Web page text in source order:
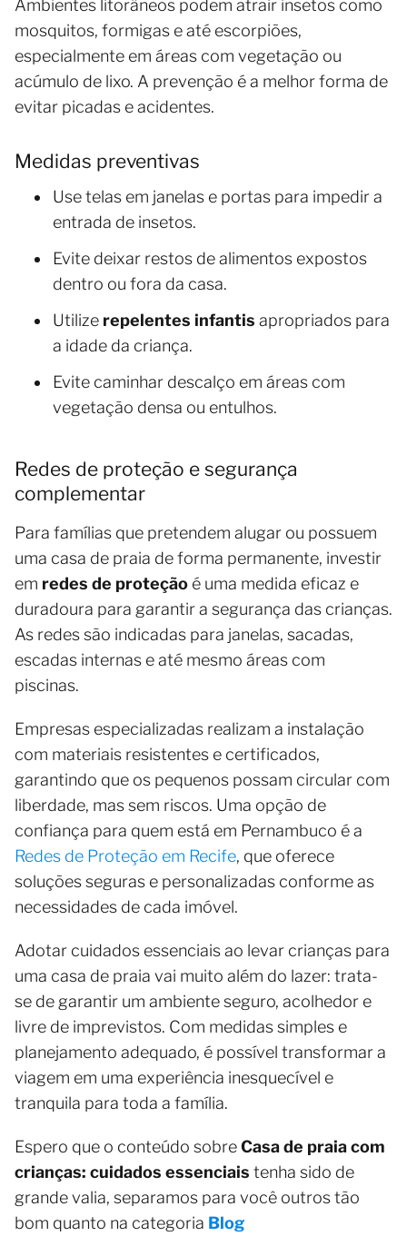
Ambientes litorâneos podem atrair insetos como
mosquitos, formigas e até escorpiões,
especialmente em áreas com vegetação ou
acúmulo de lixo. A prevenção é a melhor forma de
evitar picadas e acidentes.
Medidas preventivas
Use telas em janelas e portas para impedir a
entrada de insetos.
Evite deixar restos de alimentos expostos
dentro ou fora da casa.
Utilize repelentes infantis apropriados para
a idade da criança.
Evite caminhar descalço em áreas com
vegetação densa ou entulhos.
Redes de proteção e segurança
complementar
Para famílias que pretendem alugar ou possuem
uma casa de praia de forma permanente, investir
em redes de proteção é uma medida eficaz e
duradoura para garantir a segurança das crianças.
As redes são indicadas para janelas, sacadas,
escadas internas e até mesmo áreas com
piscinas.
Empresas especializadas realizam a instalação
com materiais resistentes e certificados,
garantindo que os pequenos possam circular com
liberdade, mas sem riscos. Uma opção de
confiança para quem está em Pernambuco é a
Redes de Proteção em Recife, que oferece
soluções seguras e personalizadas conforme as
necessidades de cada imóvel.
Adotar cuidados essenciais ao levar crianças para
uma casa de praia vai muito além do lazer: trata-
se de garantir um ambiente seguro, acolhedor e
livre de imprevistos. Com medidas simples e
planejamento adequado, é possível transformar a
viagem em uma experiência inesquecível e
tranquila para toda a família.
Espero que o conteúdo sobreCasa de praia com
crianças: cuidados essenciais tenha sido de
grande valia, separamos para você outros tão
bom quanto na categoria Blog